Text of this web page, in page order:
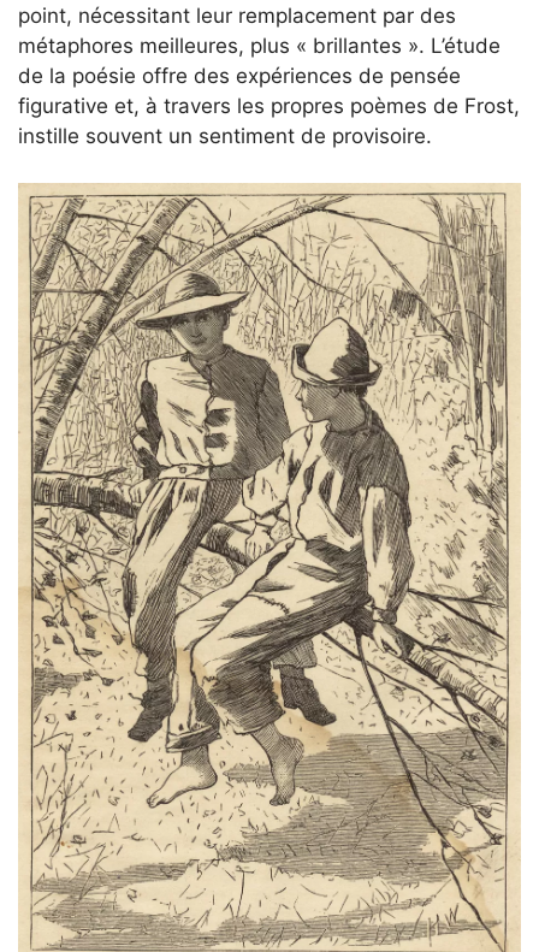
point, nécessitant leur remplacement par des
métaphores meilleures, plus « brillantes ». L’étude
de la poésie offre des expériences de pensée
figurative et, à travers les propres poèmes de Frost,
instille souvent un sentiment de provisoire.